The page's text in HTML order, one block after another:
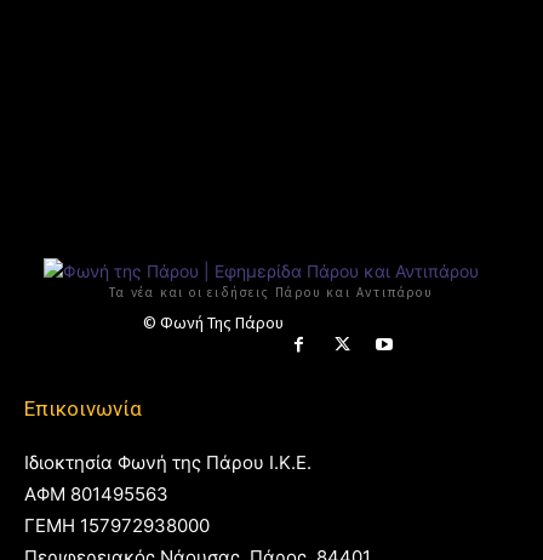
Τα νέα και οι ειδήσεις Πάρου και Αντιπάρου
© Φωνή Της Πάρου
Επικοινωνία
Ιδιοκτησία Φωνή της Πάρου Ι.Κ.Ε.
ΑΦΜ 801495563
ΓΕΜΗ 157972938000